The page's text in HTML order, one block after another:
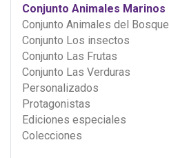
Conjunto Animales Marinos
Conjunto Animales del Bosque
Conjunto Los insectos
Conjunto Las Frutas
Conjunto Las Verduras
Personalizados
Protagonistas
Ediciones especiales
Colecciones